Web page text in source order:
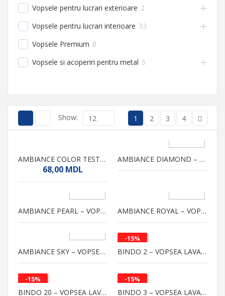
Vopsele pentru lucrari exterioare 2
Vopsele pentru lucrari interioare 33
Vopsele Premium 8
Vopsele si acoperiri pentru metal 5
Show: 12 1 2 3 4
AMBIANCE COLOR TESTER – TESTER DE CULOARE
68,00 MDL
AMBIANCE DIAMOND – VOPSEA LAVABILA MATA PENTRU PERETI
AMBIANCE PEARL – VOPSEA LAVABILA CU ASPECT SATINAT PENTRU PERETI AMBIANCE ROYAL – VOPSEA LAVABILA MATA PENTRU PERETI
AMBIANCE SKY – VOPSEA LAVABILA MATA PENTRU TAVANE
-15%
BINDO 2 – VOPSEA LAVABILA PENTRU TAVANE
-15%
BINDO 20 – VOPSEA LAVABILA PENTRU PERETI
-15%
BINDO 3 – VOPSEA LAVABILA PENTRU TAVANE